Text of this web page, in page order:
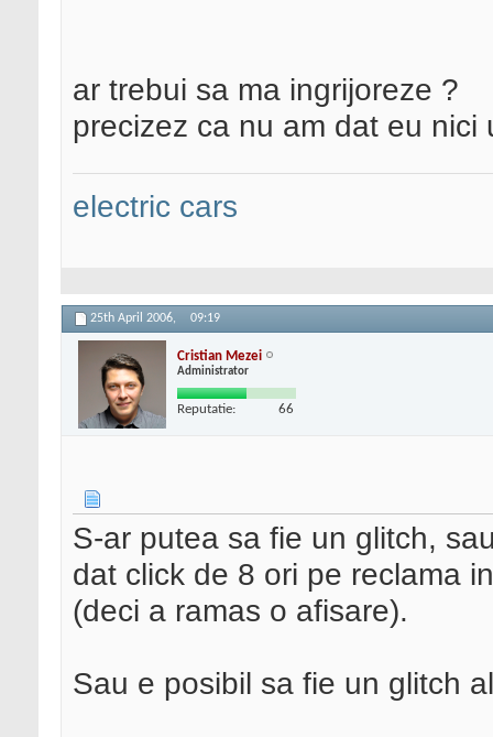
ar trebui sa ma ingrijoreze ?
precizez ca nu am dat eu nici
electric cars
25th April 2006, 09:19
Cristian Mezei
Administrator
Reputatie: 66
S-ar putea sa fie un glitch,
dat click de 8 ori pe reclama
(deci a ramas o afisare).
Sau e posibil sa fie un glitch